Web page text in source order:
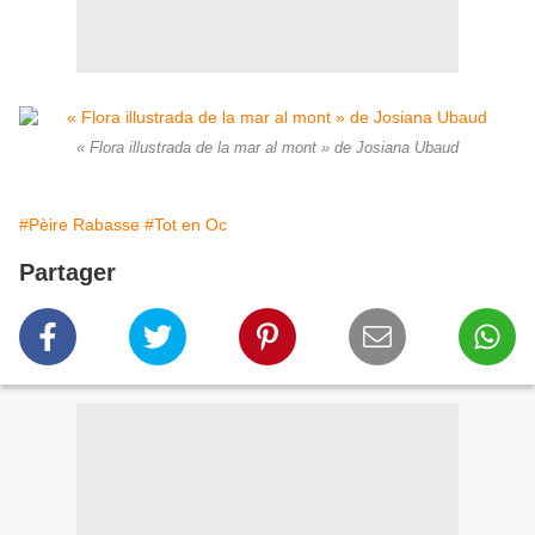
« Flora illustrada de la mar al mont » de Josiana Ubaud
#Pèire Rabasse #Tot en Oc
Partager